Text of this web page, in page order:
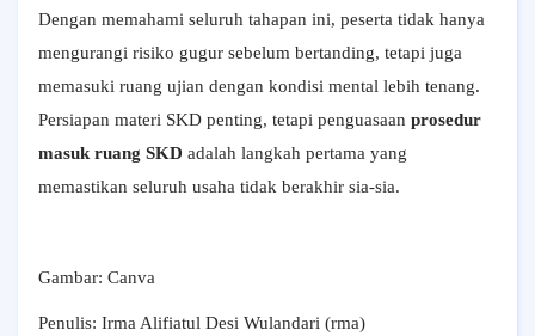
Dengan memahami seluruh tahapan ini, peserta tidak hanya
mengurangi risiko gugur sebelum bertanding, tetapi juga
memasuki ruang ujian dengan kondisi mental lebih tenang.
Persiapan materi SKD penting, tetapi penguasaan prosedur
masuk ruang SKD adalah langkah pertama yang
memastikan seluruh usaha tidak berakhir sia-sia.
Gambar: Canva
Penulis: Irma Alifiatul Desi Wulandari (rma)